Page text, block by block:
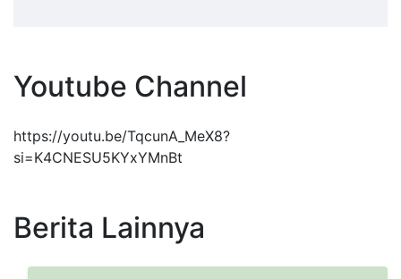
Youtube Channel
https://youtu.be/TqcunA_MeX8?
si=K4CNESU5KYxYMnBt
Berita Lainnya